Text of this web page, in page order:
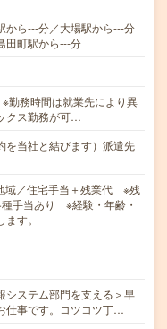
から---分／大場駅から---分
田町駅から---分
勤務時間は就業先により異
クス勤務が可…
を当社と結びます）派遣先
域／住宅手当＋残業代 ※残
手当あり ※経験・年齢・
す。
システム部門を支える＞早
仕事です。コツコツ丁…